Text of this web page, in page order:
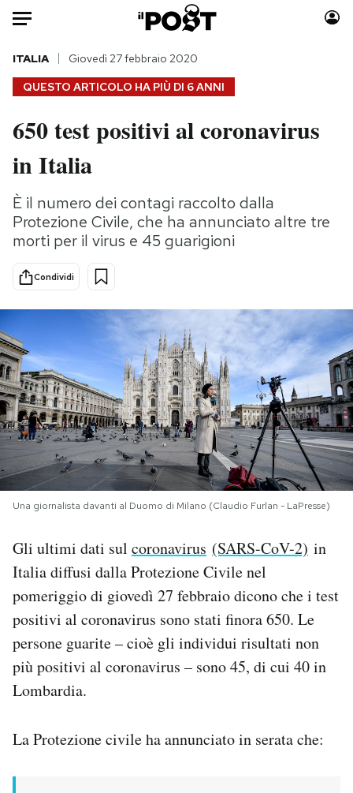
Auto
HOME
Italia
Politica
Tecnologia
Internet
Scienza
Cultura
Economia
Moda
Storie/Idee
Ok Boomer!
Media
Mondiali calcio 2026
PODCAST
NEWSLETTER
I MIEI PREFERITI
SHOP
CALENDARIO
AREA PERSONALE
Newsletter
Regala il Post
QUESTO ARTICOLO HA PIÙ DI 6 ANNI
ITALIA Giovedì 27 febbraio 2020
650 test positivi al coronavirus
in Italia
È il numero dei contagi raccolto dalla
Protezione Civile, che ha annunciato altre tre
morti per il virus e 45 guarigioni
Condividi
Una giornalista davanti al Duomo di Milano (Claudio Furlan - LaPresse)
Gli ultimi dati sul coronavirus (SARS-CoV-2) in
Italia diffusi dalla Protezione Civile nel
pomeriggio di giovedì 27 febbraio dicono che i test
positivi al coronavirus sono stati finora 650. Le
persone guarite – cioè gli individui risultati non
più positivi al coronavirus – sono 45, di cui 40 in
Lombardia.
La Protezione civile ha annunciato in serata che: